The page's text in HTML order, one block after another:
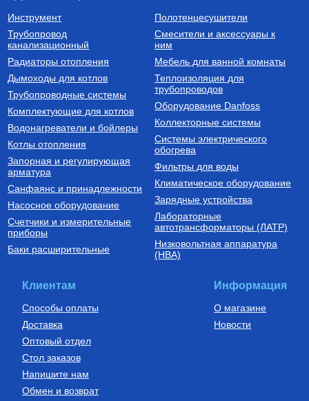
Бойлеры (водонагреватели
косвенного нагрева)
нагрева напольный из
нержавеющей стали STINOX F
500 л., арт.: 805F0050
127 190Руб.
Купить
Трубы из сшитого полиэтилена
Труба напорная из сшитого
полиэтилена с барьерным
слоем EVOH, тип PE-Xa
16(2.2) бухта 100 м,
VA1622.3.C.100
7 300Руб.
Котлы газовые настенные
Котел газовый настенный
одноконтурный Vitabel HF 32
63 890Руб.
Купить
Дымоходы для котлов DN 80
(традиционные)
Элемент дымохода DN80
Руб.
Купить
Инструмент
Трубопровод
канализационный
Радиаторы отопления
Дымоходы для котлов
Трубопроводные системы
Комплектующие для котлов
Водонагреватели и бойлеры
Котлы отопления
Запорная и регулирующая
арматура
Санфаянс и принадлежности
Насосное оборудование
Счетчики и измерительные
приборы
Баки расширительные
Полотенцесушители
Смесители и аксессуары к
ним
Мебель для ванной комнаты
Теплоизоляция для
трубопроводов
Оборудование Danfoss
Коллекторные системы
Системы электрического
обогрева
Фильтры для воды
Климатическое оборудование
Зарядные устройства
Лабораторные
автотрансформаторы (ЛАТР)
Низковольтная аппаратура
(НВА)
Клиентам
Способы оплаты
Доставка
Оптовый отдел
Стол заказов
Напишите нам
Обмен и возврат
Информация
О магазине
Новости